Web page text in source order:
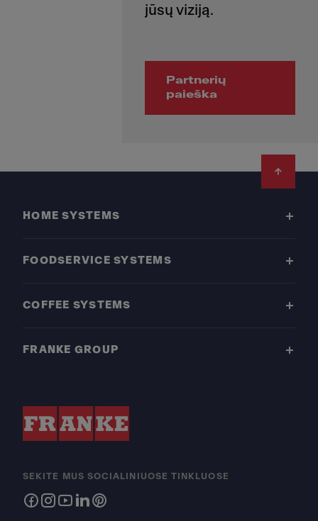
Partnerių
paieška
HOME SYSTEMS
FOODSERVICE SYSTEMS
COFFEE SYSTEMS
FRANKE GROUP
SEKITE MUS SOCIALINIUOSE TINKLUOSE